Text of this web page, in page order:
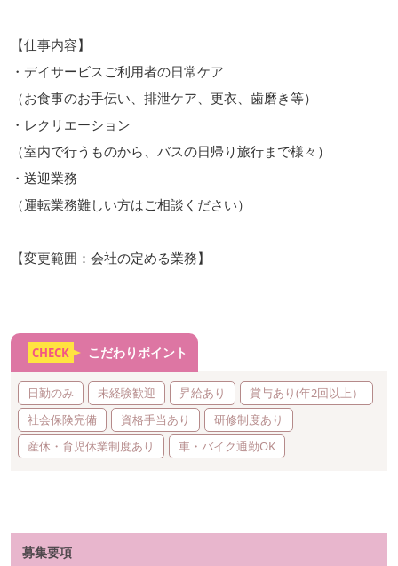
【仕事内容】
・デイサービスご利用者の日常ケア
（お食事のお手伝い、排泄ケア、更衣、歯磨き等）
・レクリエーション
（室内で行うものから、バスの日帰り旅行まで様々）
・送迎業務
（運転業務難しい方はご相談ください）
【変更範囲：会社の定める業務】
CHECK こだわりポイント
日勤のみ 未経験歓迎 昇給あり
賞与あり(年2回以上）
社会保険完備
資格手当あり
研修制度あり
産休・育児休業制度あり
車・バイク通勤OK
募集要項